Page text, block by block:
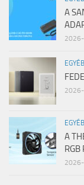
A
EGYÉB
EGYÉB
A